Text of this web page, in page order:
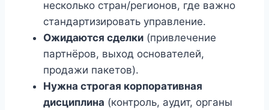
несколько стран/регионов, где важно
стандартизировать управление.
Ожидаются сделки (привлечение
партнёров, выход основателей,
продажи пакетов).
Нужна строгая корпоративная
дисциплина (контроль, аудит, органы